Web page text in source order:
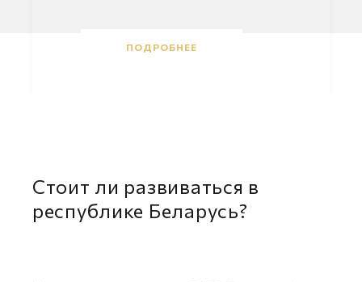
ПОДРОБНЕЕ
Стоит ли развиваться в
республике Беларусь?